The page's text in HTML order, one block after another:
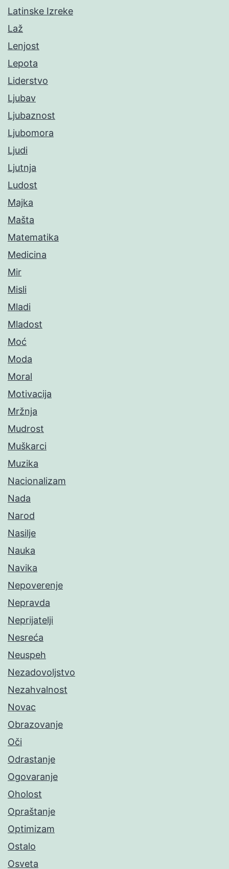
Latinske Izreke
Laž
Lenjost
Lepota
Liderstvo
Ljubav
Ljubaznost
Ljubomora
Ljudi
Ljutnja
Ludost
Majka
Mašta
Matematika
Medicina
Mir
Misli
Mladi
Mladost
Moć
Moda
Moral
Motivacija
Mržnja
Mudrost
Muškarci
Muzika
Nacionalizam
Nada
Narod
Nasilje
Nauka
Navika
Nepoverenje
Nepravda
Neprijatelji
Nesreća
Neuspeh
Nezadovoljstvo
Nezahvalnost
Novac
Obrazovanje
Oči
Odrastanje
Ogovaranje
Oholost
Opraštanje
Optimizam
Ostalo
Osveta